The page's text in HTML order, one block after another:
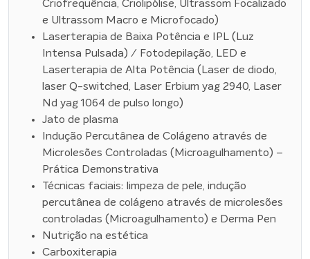
Criofrequência, Criolipólise, Ultrassom Focalizado
e Ultrassom Macro e Microfocado)
Laserterapia de Baixa Potência e IPL (Luz
Intensa Pulsada) / Fotodepilação, LED e
Laserterapia de Alta Potência (Laser de diodo,
laser Q-switched, Laser Erbium yag 2940, Laser
Nd yag 1064 de pulso longo)
Jato de plasma
Indução Percutânea de Colágeno através de
Microlesões Controladas (Microagulhamento) –
Prática Demonstrativa
Técnicas faciais: limpeza de pele, indução
percutânea de colágeno através de microlesões
controladas (Microagulhamento) e Derma Pen
Nutrição na estética
Carboxiterapia